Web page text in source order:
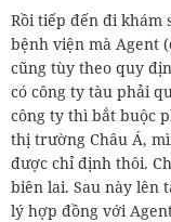
Rồi tiếp đến đi khám
bệnh viện mà Agent
cũng tùy theo quy
có công ty tàu phải
công ty thì bắt buộc
thị trường Châu Á,
được chỉ định thôi.
biên lai. Sau này lên
lý hợp đồng với